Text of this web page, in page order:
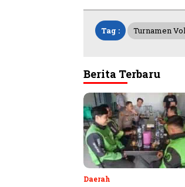
Tag : Turnamen
Berita Terbaru
Daerah